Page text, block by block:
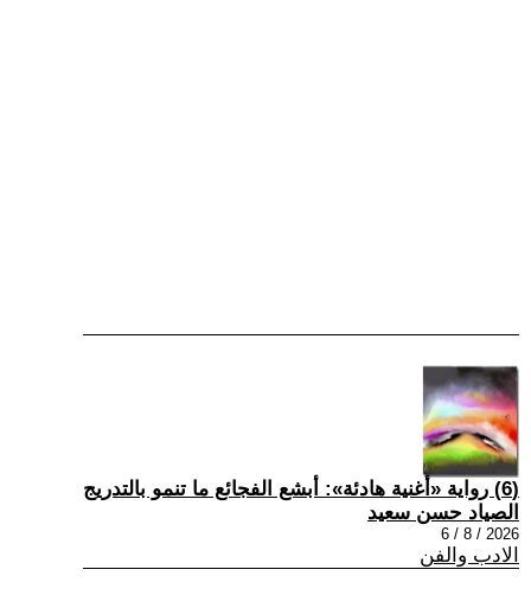
(6) رواية «أغنية هادئة»: أبشع الفجائع ما تنمو بالتدريج
الصياد حسن سعيد
2026 / 8 / 6
الادب والفن